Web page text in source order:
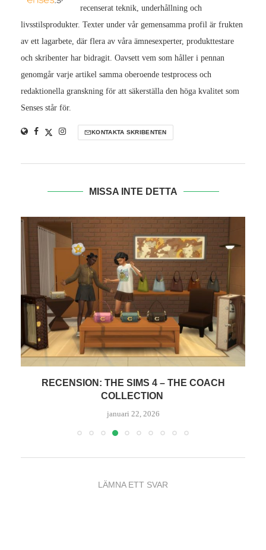
recenserat teknik, underhållning och
livsstilsprodukter. Texter under vår gemensamma profil är frukten
av ett lagarbete, där flera av våra ämnesexperter, produkttestare
och skribenter har bidragit. Oavsett vem som håller i pennan
genomgår varje artikel samma oberoende testprocess och
redaktionella granskning för att säkerställa den höga kvalitet som
Senses står för.
KONTAKTA SKRIBENTEN
MISSA INTE DETTA
RECENSION: THE SIMS 4 – THE COACH
COLLECTION
januari 22, 2026
LÄMNA ETT SVAR